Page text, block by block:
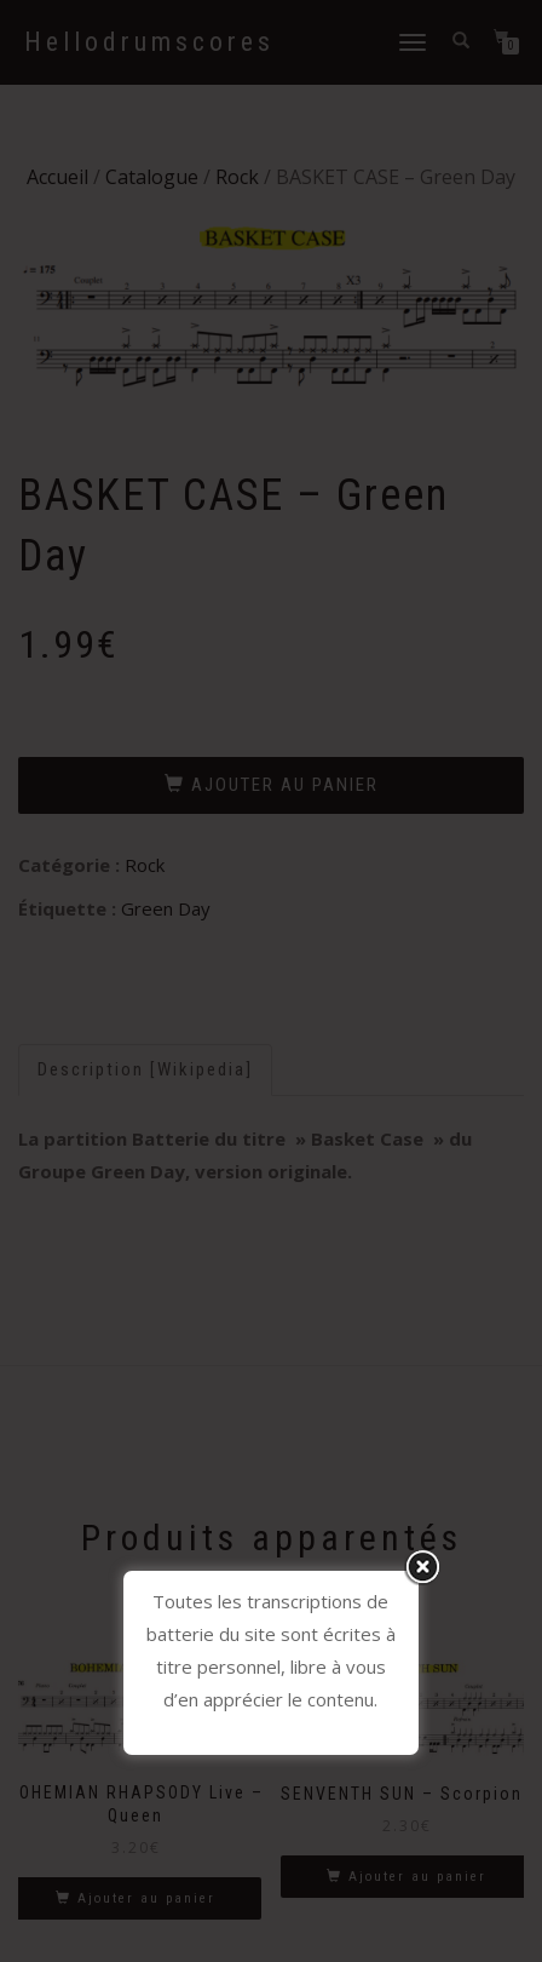
Hellodrumscores
Déplier
navigation
0
Accueil / Catalogue / Rock / BASKET CASE – Green Day
BASKET CASE – Green
Day
1.99€
AJOUTER AU PANIER
Catégorie : Rock
Étiquette : Green Day
Description [Wikipedia]
La partition Batterie du titre » Basket Case » du
Groupe Green Day, version originale.
Produits apparentés
BOHEMIAN RHAPSODY Live –
Queen
Ajouter au panier
SENVENTH SUN – Scorpions
Ajouter au panier
Toutes les transcriptions de
batterie du site sont écrites à
titre personnel, libre à vous
d’en apprécier le contenu.